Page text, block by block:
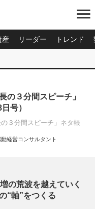
menu
産 リーダー トレンド
の３分間スピーチ」
号）
３分間スピーチ」ネタ帳
経営コンサルタント
の荒波を越えていく
“軸”をつくる